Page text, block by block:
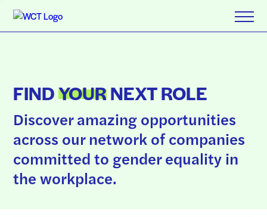
FINDYOURNEXT ROLE
Discover amazing opportunities
across our network of companies
committed to gender equality in
the workplace.